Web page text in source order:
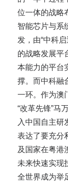
位一体的战略
智能芯片与系
发，由“中科
的战略发展平
本能力的平台
撑。而中科融
一环。作为澳
“改革先锋”马
入中国自主研
表达了要充分
及国家在粤港
未来快速实现
全世界成为举